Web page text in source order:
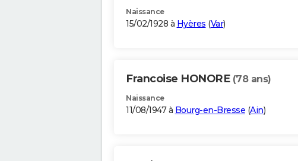
Naissance
15/02/1928 à Hyères (Var)
Francoise HONORE (78 ans)
Naissance
11/08/1947 à Bourg-en-Bresse (Ain)